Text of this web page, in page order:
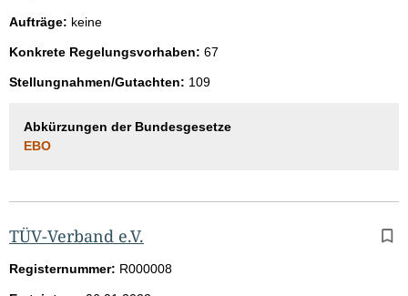
Aufträge: keine
Konkrete Regelungsvorhaben: 67
Stellungnahmen/Gutachten: 109
Abkürzungen der Bundesgesetze
EBO
TÜV-Verband e.V.
Registernummer: R000008